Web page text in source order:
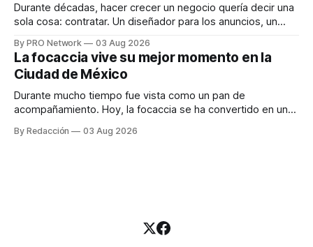
Durante décadas, hacer crecer un negocio quería decir una
sola cosa: contratar. Un diseñador para los anuncios, un
para los textos, alguien que supiera de publicidad digital
para encontrar prospectos, un vendedor para atender
llamadas y mensajes, y —con suerte— una persona
By PRO Network 03 Aug 2026
La focaccia vive su mejor momento en la
Ciudad de México
Durante mucho tiempo fue vista como un pan de
acompañamiento. Hoy, la focaccia se ha convertido en uno
artesanal, ingredientes de calidad y experiencias que
By Redacción 03 Aug 2026